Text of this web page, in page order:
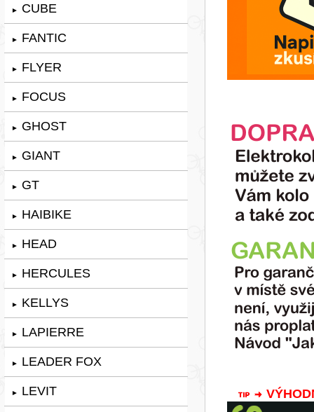
► CUBE
► FANTIC
► FLYER
► FOCUS
► GHOST
► GIANT
► GT
► HAIBIKE
► HEAD
► HERCULES
► KELLYS
► LAPIERRE
► LEADER FOX
► LEVIT